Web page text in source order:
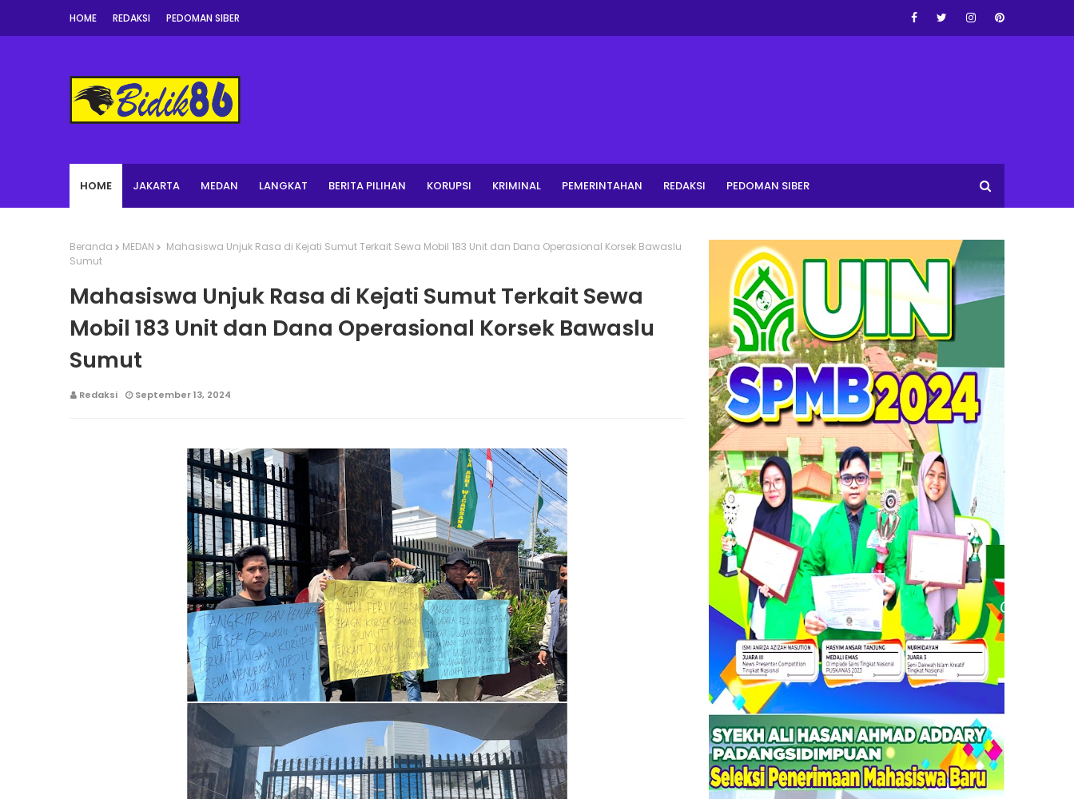
HOME REDAKSI PEDOMAN SIBER
HOME JAKARTA MEDAN LANGKAT BERITA PILIHAN KORUPSI KRIMINAL PEMERINTAHAN REDAKSI PEDOMAN SIBER
Beranda MEDAN
Mahasiswa Unjuk Rasa di Kejati Sumut Terkait Sewa Mobil 183 Unit dan Dana Operasional Korsek Bawaslu
Sumut
Mahasiswa Unjuk Rasa di Kejati Sumut Terkait Sewa
Mobil 183 Unit dan Dana Operasional Korsek Bawaslu
Sumut
Redaksi September 13, 2024